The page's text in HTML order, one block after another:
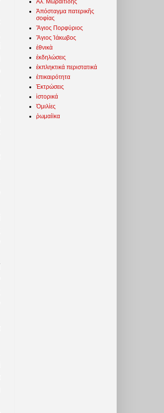
Ἀπόσταγμα πατερικῆς
σοφίας
Ἅγιος Πορφύριος
Ἅγιος Ἰάκωβος
ἐθνικὰ
ἐκδηλώσεις
ἐκπληκτικά περιστατικά
ἐπικαιρότητα
Ἐκτρώσεις
ἱστορικά
Ὁμιλίες
ῥωμαίϊκα